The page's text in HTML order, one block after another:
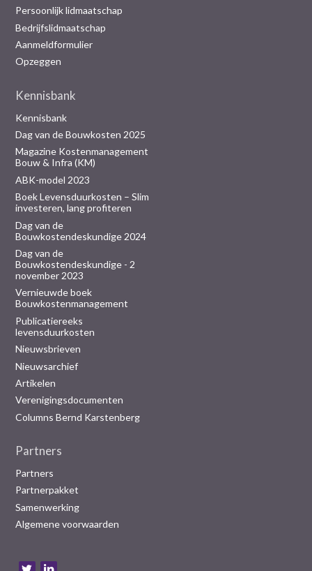
Persoonlijk lidmaatschap
Bedrijfslidmaatschap
Aanmeldformulier
Opzeggen
Kennisbank
Kennisbank
Dag van de Bouwkosten 2025
Magazine Kostenmanagement
Bouw & Infra (KM)
ABK-model 2023
Boek Levensduurkosten – Slim
investeren, lang profiteren
Dag van de
Bouwkostendeskundige 2024
Dag van de
Bouwkostendeskundige - 2
november 2023
Vernieuwde boek
Bouwkostenmanagement
Publicatiereeks
levensduurkosten
Nieuwsbrieven
Nieuwsarchief
Artikelen
Verenigingsdocumenten
Columns Bernd Karstenberg
Partners
Partners
Partnerpakket
Samenwerking
Algemene voorwaarden
B